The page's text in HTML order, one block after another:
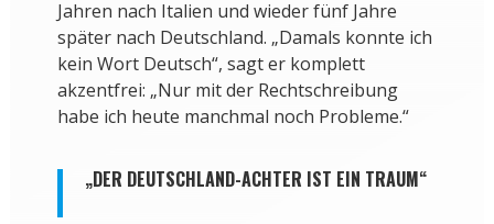
Jahren nach Italien und wieder fünf Jahre
später nach Deutschland. „Damals konnte ich
kein Wort Deutsch“, sagt er komplett
akzentfrei: „Nur mit der Rechtschreibung
habe ich heute manchmal noch Probleme.“
„DER DEUTSCHLAND-ACHTER IST EIN TRAUM“